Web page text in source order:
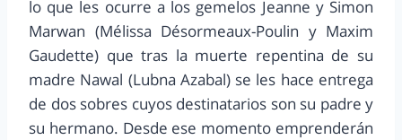
lo que les ocurre a los gemelos Jeanne y Simon
Marwan (Mélissa Désormeaux-Poulin y Maxim
Gaudette) que tras la muerte repentina de su
madre Nawal (Lubna Azabal) se les hace entrega
de dos sobres cuyos destinatarios son su padre y
su hermano. Desde ese momento emprenderán